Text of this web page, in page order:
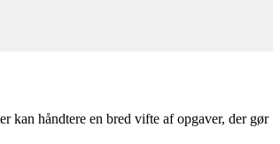
kan håndtere en bred vifte af opgaver, der gør